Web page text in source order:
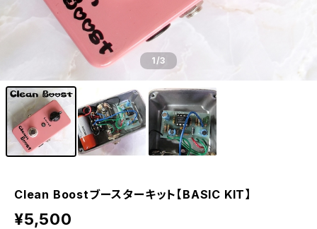
1/3
Clean Boostブースターキット【BASIC KIT】
¥5,500